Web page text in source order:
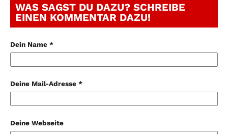
WAS SAGST DU DAZU? SCHREIBE
EINEN KOMMENTAR DAZU!
Dein Name *
Deine Mail-Adresse *
Deine Webseite